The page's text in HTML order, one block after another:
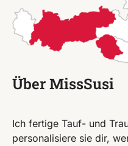
Über MissSusi
Ich fertige Tauf- und
personalisiere sie dir,